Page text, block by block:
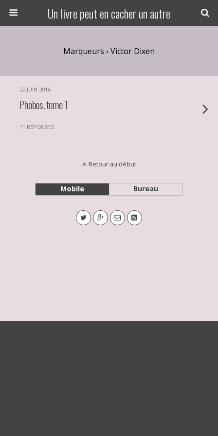
Un livre peut en cacher un autre
Marqueurs › Victor Dixen
22 JUIN 2016
Phobos, tome 1
11 RÉPONSES
Retour au début
Mobile Bureau